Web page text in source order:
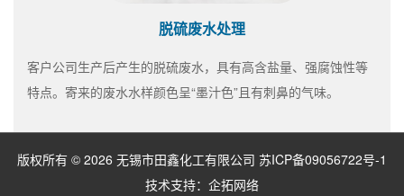
脱硫废水处理
客户公司生产后产生的脱硫废水，具有高含盐量、强腐蚀性等
特点。寄来的废水水样颜色呈“墨汁色”且有刺鼻的气味。
版权所有 © 2026 无锡市田鑫化工有限公司 苏ICP备09056722号-1
技术支持： 企拓网络